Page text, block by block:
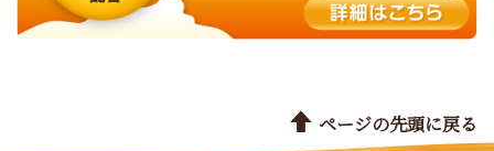
ページの先頭に戻る